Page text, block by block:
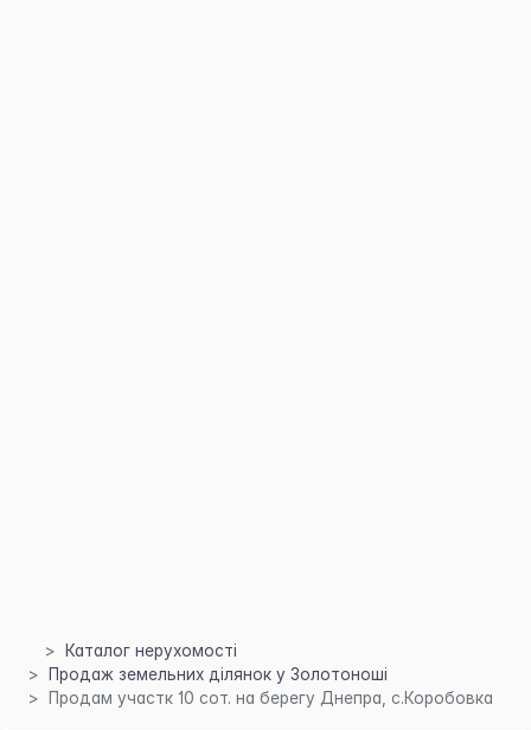
Каталог нерухомості
Продаж земельних ділянок у Золотоноші
Продам участк 10 сот. на берегу Днепра, с.Коробовка